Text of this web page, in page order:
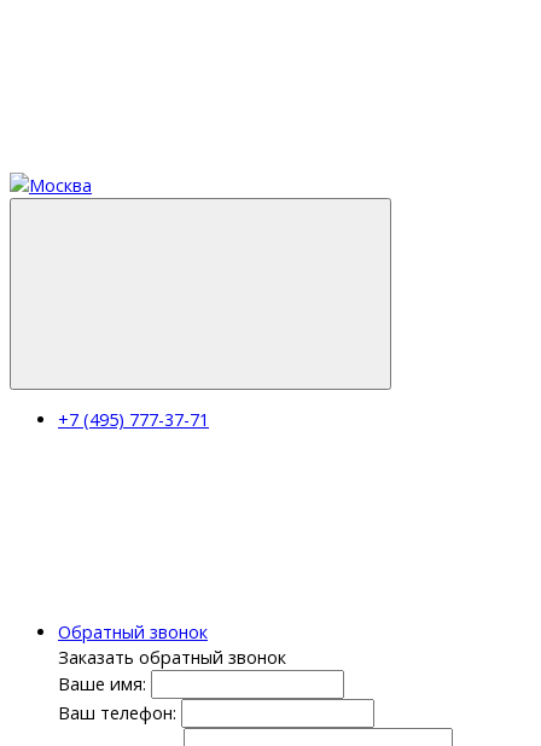
+7 (495) 777-37-71
Обратный звонок
Заказать обратный звонок
Ваше имя:
Ваш телефон: